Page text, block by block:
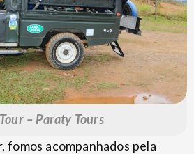
– Paraty Tours
acompanhados pela